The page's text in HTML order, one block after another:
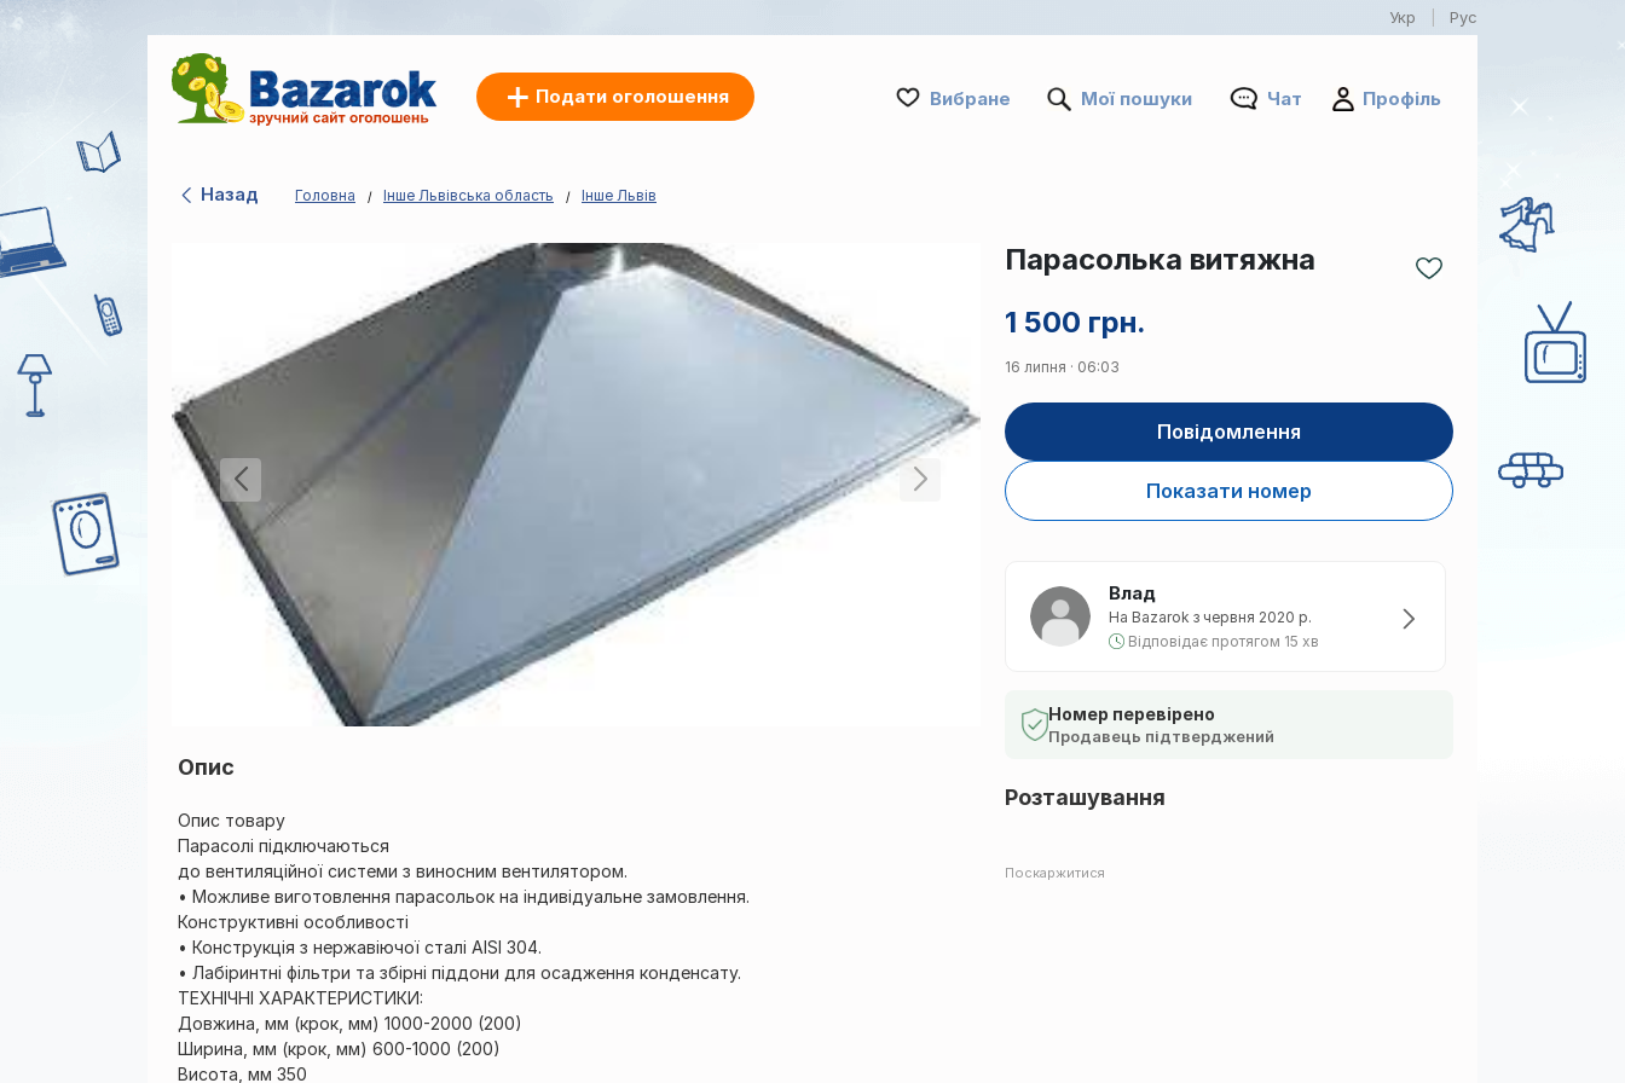
Укр Рус
Подати оголошення Вибране Мої пошуки Чат Профіль
Назад Головна Інше Львівська область Інше Львів
Опис
Опис товару
Парасолі підключаються
до вентиляційної системи з виносним вентилятором.
• Можливе виготовлення парасольок на індивідуальне замовлення.
Конструктивні особливості
• Конструкція з нержавіючої сталі AISI 304.
• Лабіринтні фільтри та збірні піддони для осадження конденсату.
ТЕХНІЧНІ ХАРАКТЕРИСТИКИ:
Довжина, мм (крок, мм) 1000-2000 (200)
Ширина, мм (крок, мм) 600-1000 (200)
Висота, мм 350
1 500 грн.
Парасолька витяжна
16 липня · 06:03
Повідомлення
Показати номер
Влад
На Bazarok з червня 2020 р.
Відповідає протягом 15 хв
Номер перевірено
Продавець підтверджений
Розташування
Поскаржитися